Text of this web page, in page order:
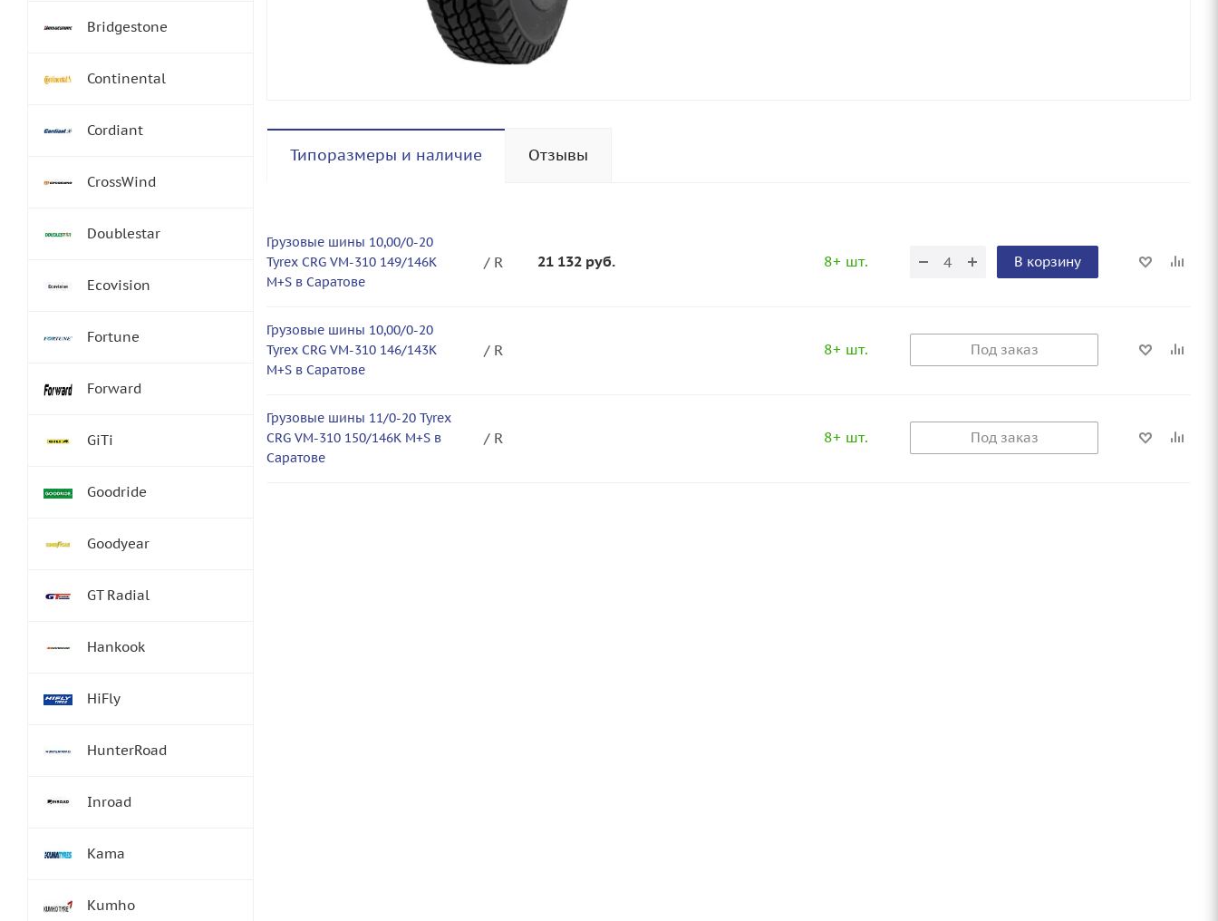
Типоразмеры и наличие Отзывы
Грузовые шины 10,00/0-20
Tyrex CRG VM-310 149/146K
M+S в Саратове
/ R 21 132 руб. 8+ шт. В корзину
Грузовые шины 10,00/0-20
Tyrex CRG VM-310 146/143K
M+S в Саратове
/ R 8+ шт. Под заказ
Грузовые шины 11/0-20 Tyrex
CRG VM-310 150/146K M+S в
Саратове
/ R 8+ шт. Под заказ
Bridgestone
Continental
Cordiant
CrossWind
Doublestar
Ecovision
Fortune
Forward
GiTi
Goodride
Goodyear
GT Radial
Hankook
HiFly
HunterRoad
Inroad
Kama
Kumho